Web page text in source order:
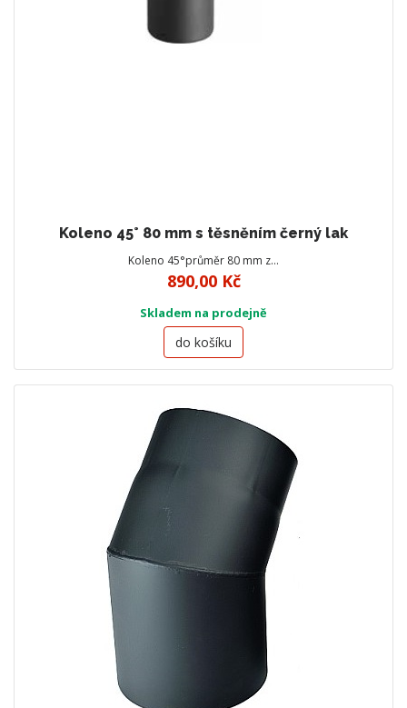
Koleno 45° 80 mm s těsněním černý lak
Koleno 45°průměr 80 mm z…
890,00 Kč
Skladem na prodejně
do košíku